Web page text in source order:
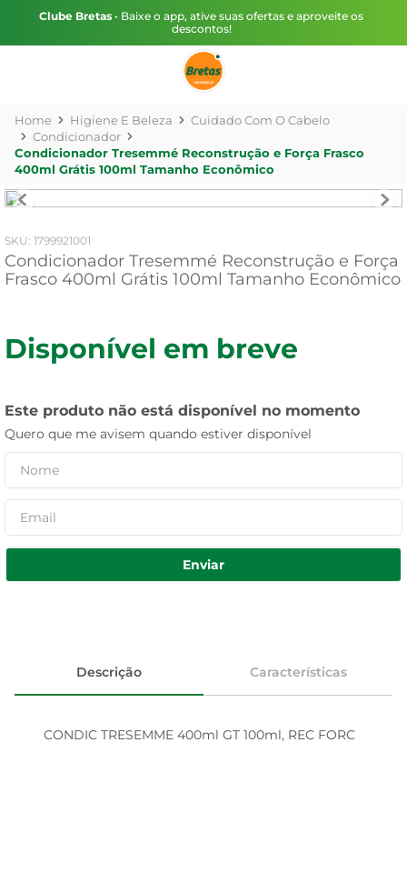
Clube Bretas • Baixe o app, ative suas ofertas e aproveite os
descontos!
Higiene E Beleza
Cuidado Com O Cabelo
Condicionador
Condicionador Tresemmé Reconstrução e Força Frasco
400ml Grátis 100ml Tamanho Econômico
: 1799921001
Condicionador Tresemmé Reconstrução e Força
Frasco 400ml Grátis 100ml Tamanho Econômico
Disponível em breve
Este produto não está disponível no momento
Quero que me avisem quando estiver disponível
Enviar
Descrição Características
CONDIC TRESEMME 400ml GT 100ml, REC FORC